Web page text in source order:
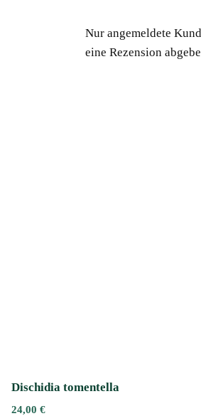
Nur angemeldete
eine Rezension
Dischidia tomentella
24,00 €